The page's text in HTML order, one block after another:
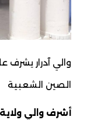
والي آدرار
الصين الشعبية